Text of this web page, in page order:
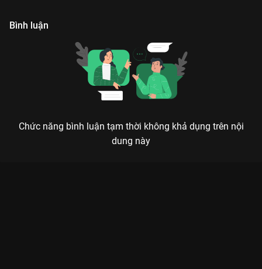
Bình luận
Chức năng bình luận tạm thời không khả dụng trên nội
dung này